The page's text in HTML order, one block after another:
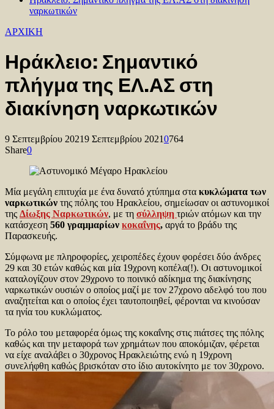
ναρκωτικών
ΑΡΧΙΚΗ
Ηράκλειο: Σημαντικό
πλήγμα της ΕΛ.ΑΣ στη
διακίνηση ναρκωτικών
9 Σεπτεμβρίου 20219 Σεπτεμβρίου 20210764
Share0
Μία μεγάλη επιτυχία με ένα δυνατό χτύπημα στα κυκλώματα των
ναρκωτικών της πόλης του Ηρακλείου, σημείωσαν οι αστυνομικοί
της Δίωξης Ναρκωτικών, με τη σύλληψη τριών ατόμων και την
κατάσχεση 560 γραμμαρίων κοκαΐνης, αργά το βράδυ της
Παρασκευής.
Σύμφωνα με πληροφορίες, χειροπέδες έχουν φορέσει δύο άνδρες
29 και 30 ετών καθώς και μία 19χρονη κοπέλα(!). Οι αστυνομικοί
καταλογίζουν στον 29χρονο το ποινικό αδίκημα της διακίνησης
ναρκωτικών ουσιών ο οποίος μαζί με τον 27χρονο αδελφό του που
αναζητείται και ο οποίος έχει ταυτοποιηθεί, φέρονται να κινούσαν
τα ηνία του κυκλώματος.
Το ρόλο του μεταφορέα όμως της κοκαΐνης στις πιάτσες της πόλης
καθώς και την μεταφορά των χρημάτων που αποκόμιζαν, φέρεται
να είχε αναλάβει ο 30χρονος Ηρακλειώτης ενώ η 19χρονη
συνελήφθη καθώς βρισκόταν στο ίδιο αυτοκίνητο με τον 30χρονο.